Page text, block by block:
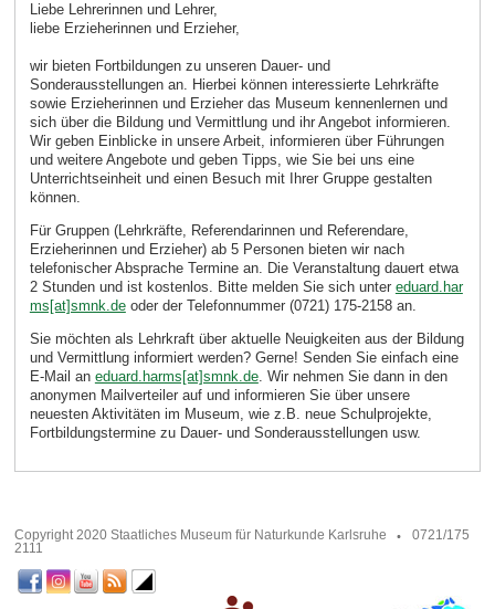
Liebe Lehrerinnen und Lehrer,
liebe Erzieherinnen und Erzieher,
wir bieten Fortbildungen zu unseren Dauer- und
Sonderausstellungen an. Hierbei können interessierte Lehrkräfte
sowie Erzieherinnen und Erzieher das Museum kennenlernen und
sich über die Bildung und Vermittlung und ihr Angebot informieren.
Wir geben Einblicke in unsere Arbeit, informieren über Führungen
und weitere Angebote und geben Tipps, wie Sie bei uns eine
Unterrichtseinheit und einen Besuch mit Ihrer Gruppe gestalten
können.
Für Gruppen (Lehrkräfte, Referendarinnen und Referendare,
Erzieherinnen und Erzieher) ab 5 Personen bieten wir nach
telefonischer Absprache Termine an. Die Veranstaltung dauert etwa
2 Stunden und ist kostenlos. Bitte melden Sie sich unter eduard.har
ms[at]smnk.deoder der Telefonnummer (0721) 175-2158 an.
Sie möchten als Lehrkraft über aktuelle Neuigkeiten aus der Bildung
und Vermittlung informiert werden? Gerne! Senden Sie einfach eine
E-Mail an eduard.harms[at]smnk.de. Wir nehmen Sie dann in den
anonymen Mailverteiler auf und informieren Sie über unsere
neuesten Aktivitäten im Museum, wie z.B. neue Schulprojekte,
Fortbildungstermine zu Dauer- und Sonderausstellungen usw.
Copyright 2020 Staatliches Museum für Naturkunde Karlsruhe
0721/175
2111